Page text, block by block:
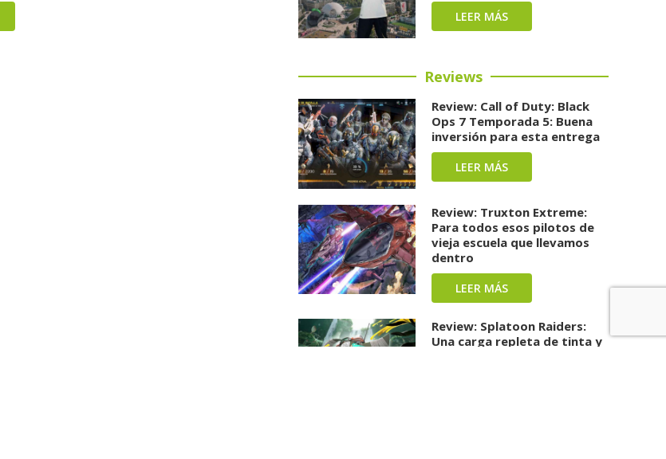
LEER MÁS
Reviews
Review: Call of Duty: Black
Ops 7 Temporada 5: Buena
inversión para esta entrega
LEER MÁS
Review: Truxton Extreme:
Para todos esos pilotos de
vieja escuela que llevamos
dentro
LEER MÁS
Review: Splatoon Raiders:
Una carga repleta de tinta y